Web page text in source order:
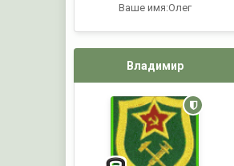
Ваше имя:Олег
Владимир